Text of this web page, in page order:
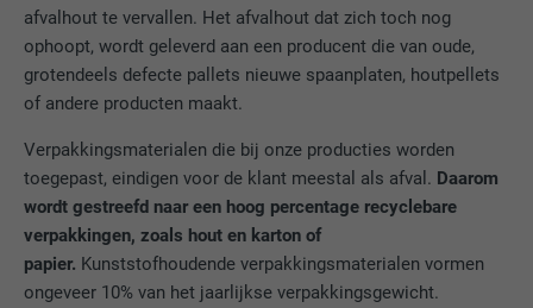
afvalhout te vervallen. Het afvalhout dat zich toch nog
ophoopt, wordt geleverd aan een producent die van oude,
grotendeels defecte pallets nieuwe spaanplaten, houtpellets
of andere producten maakt.
Verpakkingsmaterialen die bij onze producties worden
toegepast, eindigen voor de klant meestal als afval. Daarom
wordt gestreefd naar een hoog percentage recyclebare
verpakkingen, zoals hout en karton of
papier. Kunststofhoudende verpakkingsmaterialen vormen
ongeveer 10% van het jaarlijkse verpakkingsgewicht.
NAAM lidc
AANBIEDER LinkedIn
VERVALTIJD 1 dag
DOEL
Gebruikt door de socialnetworking-dienst
LinkedIn voor het volgen van het gebruik
van ingebedde diensten.